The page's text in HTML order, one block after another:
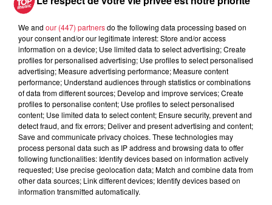
Sletto’s Swing & Soul !
Hommage à Ray Charles, Ray Ventura et Le Grand
Orchestre du Splendid
LeSLETTO’S Big Bandcélèbre deux piliers de la musique
populaire :
Ray Charles,icône du soul-jazz, pionnier du mélange
gospel/blues/R&B et
Ray Ventura, chef d’orchestre et animateur des nuits «
zazou » à Paris dontLe Grand Orchestre du
est l’héritier direct.
We and our (447) partnersdo the following data processing based on
your consent and/or our legitimate interest: Store and/or access
information on a device; Use limited data to select advertising; Create
profiles for personalised advertising; Use profiles to select personalised
advertising; Measure advertising performance; Measure content
performance; Understand audiences through statistics or combinations
of data from different sources; Develop and improve services; Create
profiles to personalise content; Use profiles to select personalised
content; Use limited data to select content; Ensure security, prevent and
detect fraud, and fix errors; Deliver and present advertising and content;
Save and communicate privacy choices. These technologies may
process personal data such as IP address and browsing data to offer
following functionalities: Identify devices based on information actively
requested; Use precise geolocation data; Match and combine data from
other data sources; Link different devices; Identify devices based on
information transmitted automatically.